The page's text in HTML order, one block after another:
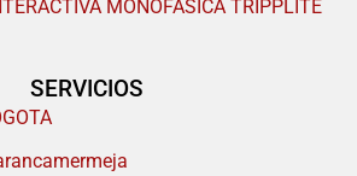
MONOFASICA TRIPPLITE
SERVICIOS